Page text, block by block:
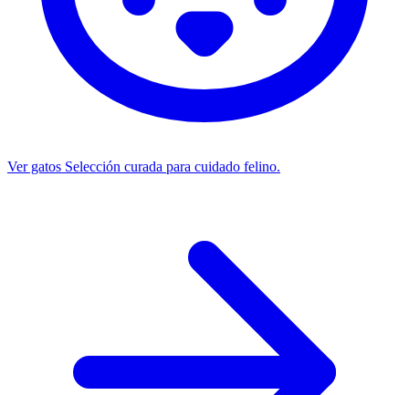
Ver gatos Selección curada para cuidado felino.